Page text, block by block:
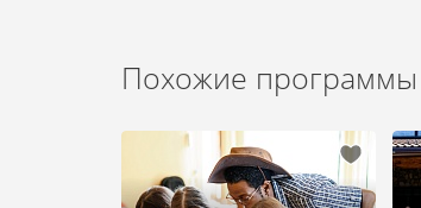
Похожие программы